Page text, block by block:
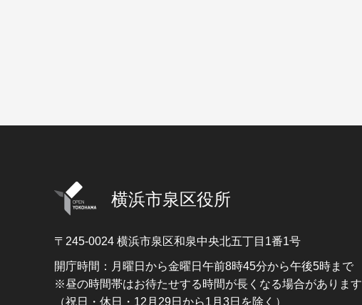
横浜市泉区役所
〒245-0024 横浜市泉区和泉中央北五丁目1番1号
開庁時間：月曜日から金曜日午前8時45分から午後5時まで
※昼の時間帯はお待たせする時間が長くなる場合があります
（祝日・休日・12月29日から1月3日を除く）